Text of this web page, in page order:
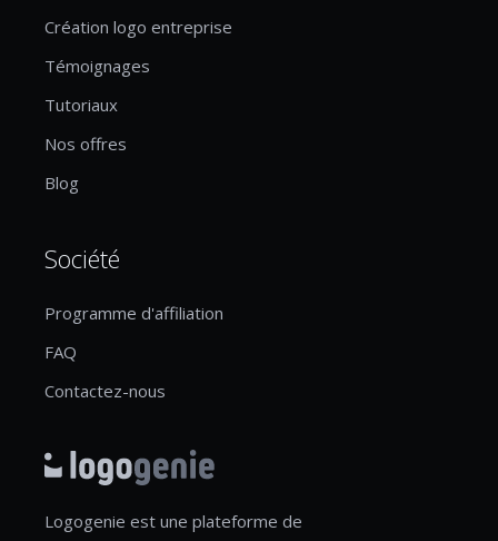
Création logo entreprise
Témoignages
Tutoriaux
Nos offres
Blog
Société
Programme d'affiliation
FAQ
Contactez-nous
Logogenie est une plateforme de